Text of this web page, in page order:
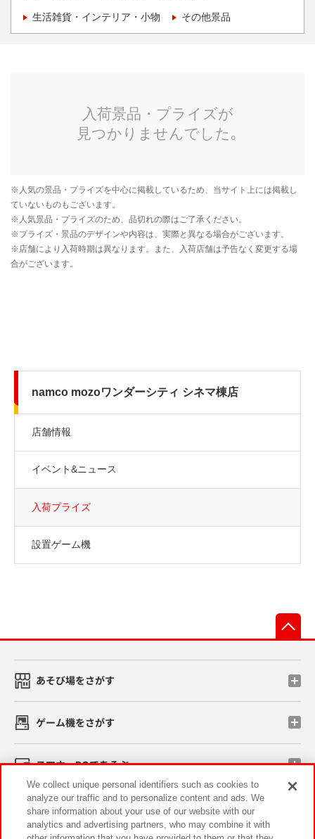
生活雑貨・インテリア・小物 その他景品
namco mozoワンダーシティ シネマ棟店
店舗情報
イベント&ニュース
入荷プライズ
設置ゲーム機
あそび場をさがす
ゲーム機をさがす
スマホ・PCであそぶ
イベント・キャンペーン
We collect unique personal identifiers such as cookies to
analyze our traffic and to personalize content and ads. We
share information about your use of our website with our
analytics and advertising partners, who may combine it with